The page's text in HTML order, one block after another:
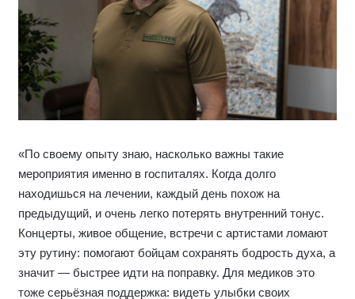
«По своему опыту знаю, насколько важны такие
мероприятия именно в госпиталях. Когда долго
находишься на лечении, каждый день похож на
предыдущий, и очень легко потерять внутренний тонус.
Концерты, живое общение, встречи с артистами ломают
эту рутину: помогают бойцам сохранять бодрость духа, а
значит — быстрее идти на поправку. Для медиков это
тоже серьёзная поддержка: видеть улыбки своих